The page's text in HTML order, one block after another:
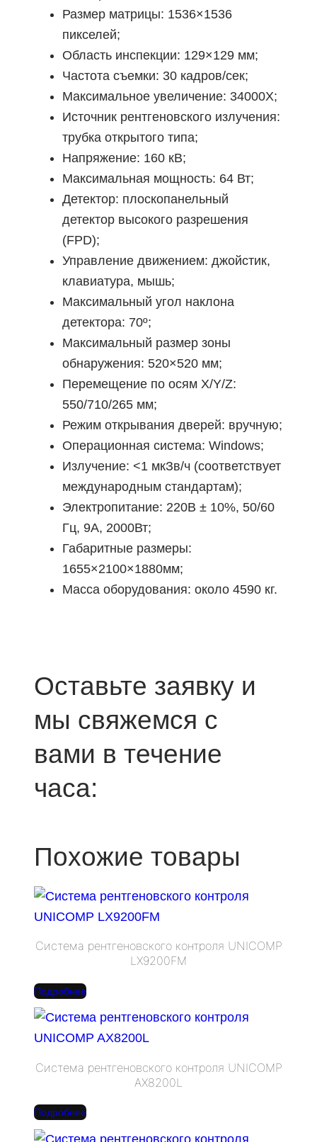
Размер матрицы: 1536×1536
пикселей;
Область инспекции: 129×129 мм;
Частота съемки: 30 кадров/сек;
Максимальное увеличение: 34000Х;
Источник рентгеновского излучения:
трубка открытого типа;
Напряжение: 160 кВ;
Максимальная мощность: 64 Вт;
Детектор: плоскопанельный
детектор высокого разрешения
(FPD);
Управление движением: джойстик,
клавиатура, мышь;
Максимальный угол наклона
детектора: 70º;
Максимальный размер зоны
обнаружения: 520×520 мм;
Перемещение по осям Х/Y/Z:
550/710/265 мм;
Режим открывания дверей: вручную;
Операционная система: Windows;
Излучение: <1 мкЗв/ч (соответствует
международным стандартам);
Электропитание: 220В ± 10%, 50/60
Гц, 9А, 2000Вт;
Габаритные размеры:
1655×2100×1880мм;
Масса оборудования: около 4590 кг.
Оставьте заявку и
мы свяжемся с
вами в течение
часа:
Похожие товары
Система рентгеновского контроля UNICOMP
LX9200FM
Подробнее
Система рентгеновского контроля UNICOMP
AX8200L
Подробнее